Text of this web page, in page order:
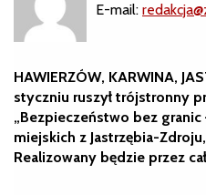
E-mail:
HAWIERZÓW, KARWINA,
styczniu ruszył trójstronny
„Bezpieczeństwo bez
miejskich z Jastrzębia-
Realizowany będzie przez